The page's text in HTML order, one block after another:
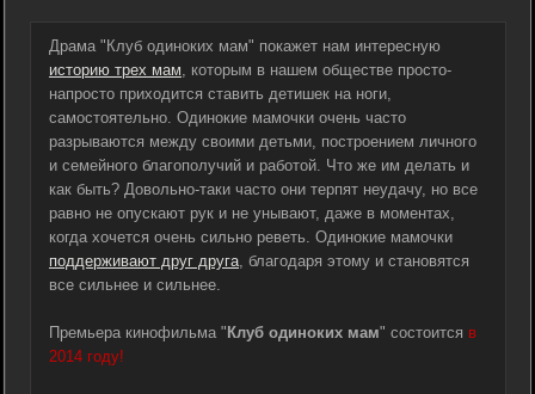
Драма "Клуб одиноких мам" покажет нам интересную
историю трех мам, которым в нашем обществе просто-
напросто приходится ставить детишек на ноги,
самостоятельно. Одинокие мамочки очень часто
разрываются между своими детьми, построением личного
и семейного благополучий и работой. Что же им делать и
как быть? Довольно-таки часто они терпят неудачу, но все
равно не опускают рук и не унывают, даже в моментах,
когда хочется очень сильно реветь. Одинокие мамочки
поддерживают друг друга, благодаря этому и становятся
все сильнее и сильнее.
Премьера кинофильма " Клуб одиноких мам" состоится в
2014 году!